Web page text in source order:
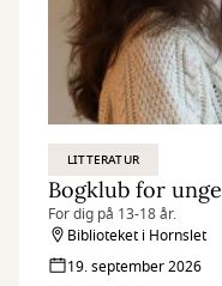
LITTERATUR
Bogklub for unge
For dig på 13-18 år.
Biblioteket i Hornslet
19. september 2026